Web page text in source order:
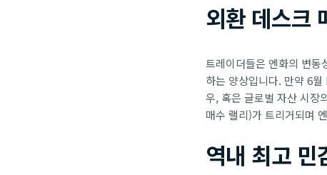
외환 데스크
트레이더들은 엔화의 변동
하는 양상입니다. 만약 6
우, 혹은 글로벌 자산 시장
매수 랠리)가 트리거되며
역내 최고